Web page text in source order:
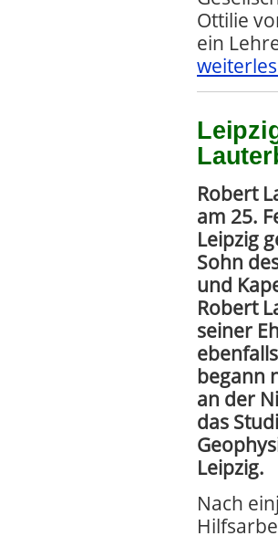
Ottilie
ein
Robert
am 25.
Leipzig
Sohn
und
Robert
seiner
begann
an der
das
Leipzig.
Nach